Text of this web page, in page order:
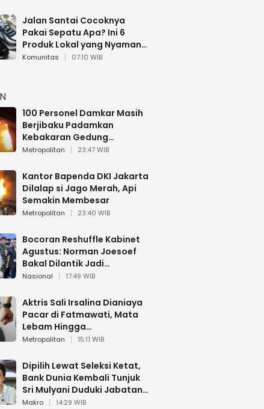
Jalan Santai Cocoknya
Pakai Sepatu Apa? Ini 6
Produk Lokal yang Nyaman
Buat 17 Agustusan
Komunitas 07:10 WIB
100 Personel Damkar Masih
Berjibaku Padamkan
Kebakaran Gedung
Bapenda DKI
Metropolitan 23:47 WIB
Kantor Bapenda DKI Jakarta
Dilalap si Jago Merah, Api
Semakin Membesar
Metropolitan 23:40 WIB
Bocoran Reshuffle Kabinet
Agustus: Norman Joesoef
Bakal Dilantik Jadi
Wamenhan RI
Nasional 17:49 WIB
Aktris Sali Irsalina Dianiaya
Pacar di Fatmawati, Mata
Lebam Hingga
Diselamatkan Polantas
Metropolitan 15:11 WIB
Dipilih Lewat Seleksi Ketat,
Bank Dunia Kembali Tunjuk
Sri Mulyani Duduki Jabatan
Strategis
Makro 14:29 WIB